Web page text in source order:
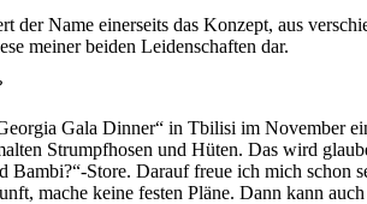
der Name einerseits das Konzept, aus
meiner beiden Leidenschaften dar.
Gala Dinner“ in Tbilisi im November
Strumpfhosen und Hüten. Das wird
Store. Darauf freue ich mich schon
mache keine festen Pläne. Dann kann